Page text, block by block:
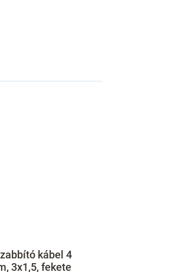
kábel 4
3x1,5, fekete